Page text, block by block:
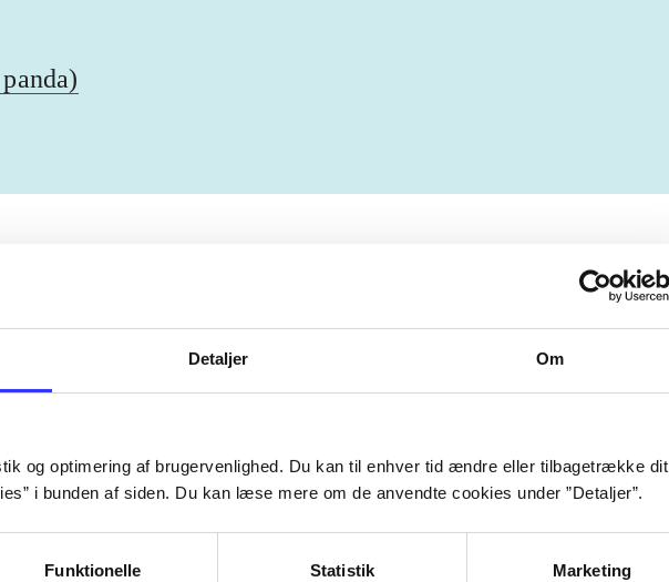
Detaljer Om
og optimering af brugervenlighed. Du kan til enhver tid ændre eller tilbagetrække dit
i bunden af siden. Du kan læse mere om de anvendte cookies under ”Detaljer”.
Funktionelle Statistik Marketing